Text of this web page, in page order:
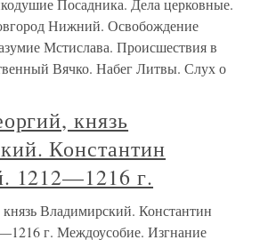
Посадника. Дела церковные.
Нижний. Освобождение
Мстислава. Происшествия в
Вячко. Набег Литвы. Слух о
князь
Константин
1212—1216 г.
Владимирский. Константин
г. Междоусобие. Изгнание